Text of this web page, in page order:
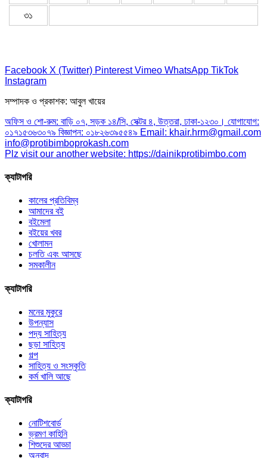
৩১
Facebook X (Twitter) Pinterest Vimeo WhatsApp TikTok
Instagram
সম্পাদক ও প্রকাশক: আবুল খায়ের
অফিস ও শো-রুম: বাড়ি ০৭, সড়ক ১৪/সি, সেক্টর ৪, উত্তরা, ঢাকা-১২৩০। যোগাযোগ:
০১৭১৫৩৬৩০৭৯ বিজ্ঞাপন: ০১৮২৬৩৯৫৫৪৯ Email: khair.hrm@gmail.com
info@protibimboprokash.com
Plz visit our another website: https://dainikprotibimbo.com
ক্যাটাগরি
কালের প্রতিবিম্ব
আমাদের বই
বইমেলা
বইয়ের খবর
খোলামন
চলতি এবং আসছে
সমকালীন
ক্যাটাগরি
মনের মুকুরে
উপন্যাস
পদ্য সাহিত্য
ছড়া সাহিত্য
গল্প
সাহিত্য ও সংস্কৃতি
কর্ম খালি আছে
ক্যাটাগরি
নোটিশবোর্ড
ভ্রমণ কাহিনি
শিশুদের আড্ডা
অনুবাদ